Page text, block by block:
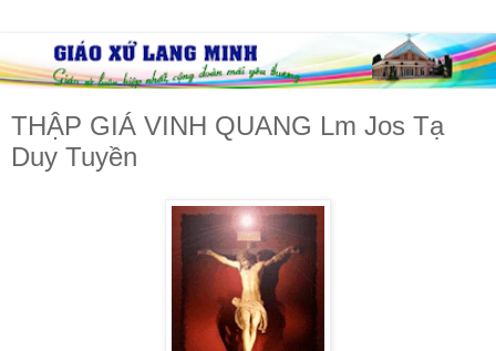
THẬP GIÁ VINH QUANG Lm Jos Tạ
Duy Tuyền